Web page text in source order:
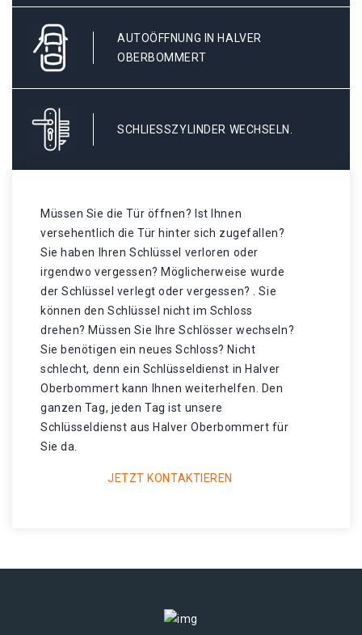
AUTOÖFFNUNG IN HALVER
OBERBOMMERT
SCHLIESSZYLINDER WECHSELN.
Müssen Sie die Tür öffnen? Ist Ihnen
versehentlich die Tür hinter sich zugefallen?
Sie haben Ihren Schlüssel verloren oder
irgendwo vergessen? Möglicherweise wurde
der Schlüssel verlegt oder vergessen? . Sie
können den Schlüssel nicht im Schloss
drehen? Müssen Sie Ihre Schlösser wechseln?
Sie benötigen ein neues Schloss? Nicht
schlecht, denn ein Schlüsseldienst in Halver
Oberbommert kann Ihnen weiterhelfen. Den
ganzen Tag, jeden Tag ist unsere
Schlüsseldienst aus Halver Oberbommert für
Sie da.
JETZT KONTAKTIEREN